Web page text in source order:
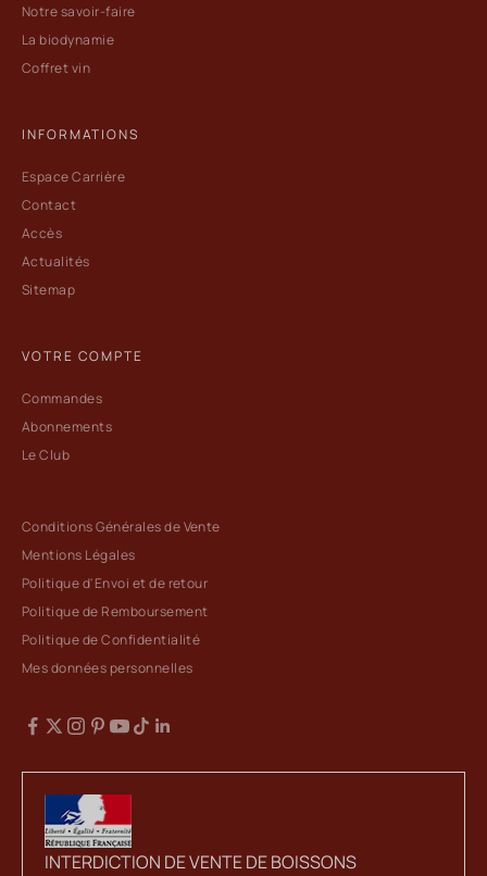
Notre savoir-faire
La biodynamie
Coffret vin
INFORMATIONS
Espace Carrière
Contact
Accès
Actualités
Sitemap
VOTRE COMPTE
Commandes
Abonnements
Le Club
Conditions Générales de Vente
Mentions Légales
Politique d'Envoi et de retour
Politique de Remboursement
Politique de Confidentialité
Mes données personnelles
INTERDICTION DE VENTE DE BOISSONS